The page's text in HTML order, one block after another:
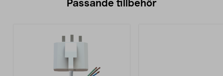
Passande tillbehör